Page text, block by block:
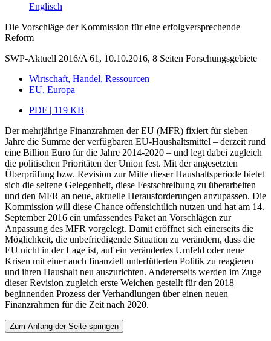
Englisch
Die Vorschläge der Kommission für eine erfolgversprechende
Reform
SWP-Aktuell 2016/A 61, 10.10.2016, 8 Seiten Forschungsgebiete
Wirtschaft, Handel, Ressourcen
EU, Europa
PDF | 119 KB
Der mehrjährige Finanzrahmen der EU (MFR) fixiert für sieben
Jahre die Summe der verfügbaren EU-Haushaltsmittel – derzeit rund
eine Billion Euro für die Jahre 2014-2020 – und legt dabei zugleich
die politischen Prioritäten der Union fest. Mit der angesetzten
Überprüfung bzw. Revision zur Mitte dieser Haushaltsperiode bietet
sich die seltene Gelegenheit, diese Festschreibung zu überarbeiten
und den MFR an neue, aktuelle Herausforderungen anzupassen. Die
Kommission will diese Chance offensichtlich nutzen und hat am 14.
September 2016 ein umfassendes Paket an Vorschlägen zur
Anpassung des MFR vorgelegt. Damit eröffnet sich einerseits die
Möglichkeit, die unbefriedigende Situation zu verändern, dass die
EU nicht in der Lage ist, auf ein verändertes Umfeld oder neue
Krisen mit einer auch finanziell unterfütterten Politik zu reagieren
und ihren Haushalt neu auszurichten. Andererseits werden im Zuge
dieser Revision zugleich erste Weichen gestellt für den 2018
beginnenden Prozess der Verhandlungen über einen neuen
Finanzrahmen für die Zeit nach 2020.
Zum Anfang der Seite springen